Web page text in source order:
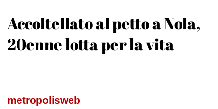
Accoltellato al petto a Nola,
20enne lotta per la vita
metropolisweb